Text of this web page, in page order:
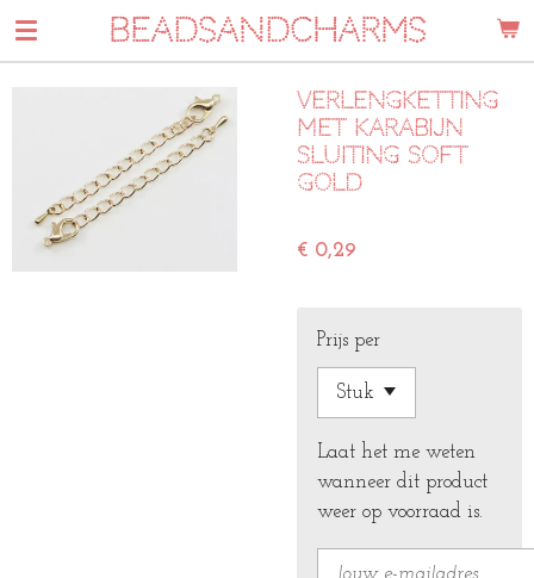
Ga
direct
BEADSANDCHARMS
Verlengketting
met karabijn
sluiting soft
gold
€ 0,29
Prijs per
Laat het me weten
wanneer dit product
weer op voorraad is.